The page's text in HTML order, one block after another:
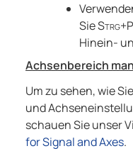
Sie
Hinein-
Achsenbereich
Um zu sehen, wie
und
schauen Sie unser
for Signal and Axes.